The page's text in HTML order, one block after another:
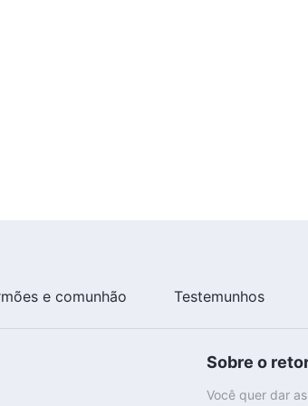
e comunhão Testemunhos
Sobre o
Você quer dar